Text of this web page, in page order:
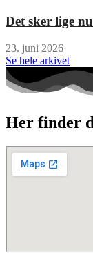
Det sker lige
23. juni 2026
Se hele arkivet
Her finder